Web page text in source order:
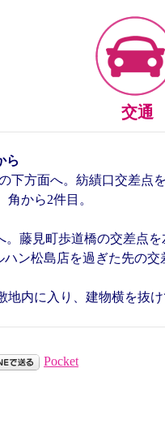
交通
ら
下方面へ。紡績口交差点
から2件目。
藤見町歩道橋の交差点を
ン松島店を過ぎた先の交
地内に入り、建物横を抜け
Pocket